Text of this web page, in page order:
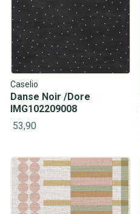
Caselio
Danse Noir /Dore
IMG102209008
53,90